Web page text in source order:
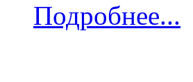
Подробнее...